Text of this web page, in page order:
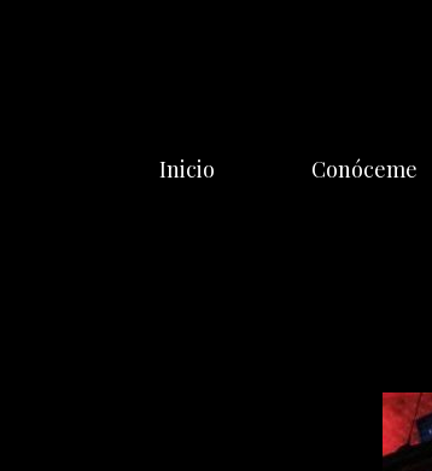
Inicio Conóceme